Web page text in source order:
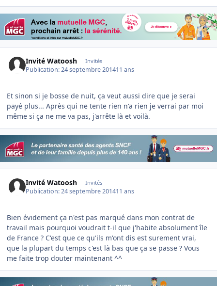
Invité Watoosh Invités
Publication:24 septembre 201411 ans
Et sinon si je bosse de nuit, ça veut aussi dire que je serai
payé plus... Après qui ne tente rien n'a rien je verrai par moi
même si ça ne me va pas, j'arrête là et voilà.
Invité Watoosh Invités
Publication:24 septembre 201411 ans
Bien évidement ça n'est pas marqué dans mon contrat de
travail mais pourquoi voudrait t-il que j'habite absolument île
de France ? C'est que ce qu'ils m'ont dis est surement vrai,
que la plupart du temps c'est là bas que ça se passe ? Vous
me faite trop douter maintenant ^^